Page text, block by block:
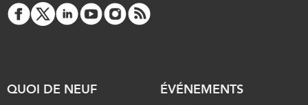
QUOI DE NEUF ÉVÉNEMENTS